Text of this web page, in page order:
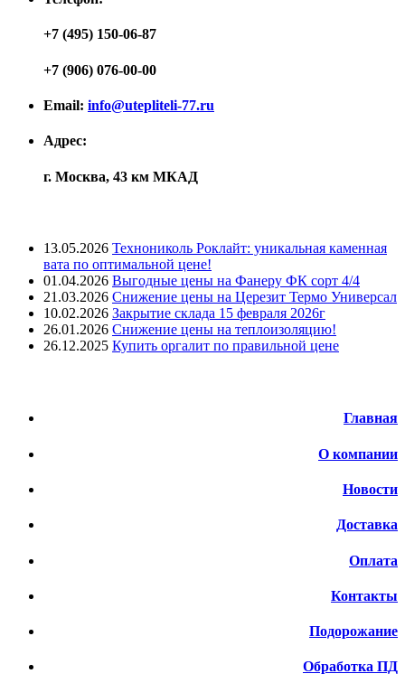
+7 (495) 150-06-87
+7 (906) 076-00-00
Email: info@utepliteli-77.ru
Адрес:
г. Москва, 43 км МКАД
13.05.2026 Технониколь Роклайт: уникальная каменная
вата по оптимальной цене!
01.04.2026 Выгодные цены на Фанеру ФК сорт 4/4
21.03.2026 Снижение цены на Церезит Термо Универсал
10.02.2026 Закрытие склада 15 февраля 2026г
26.01.2026 Снижение цены на теплоизоляцию!
26.12.2025 Купить оргалит по правильной цене
Главная
О компании
Новости
Доставка
Оплата
Контакты
Подорожание
Обработка ПД